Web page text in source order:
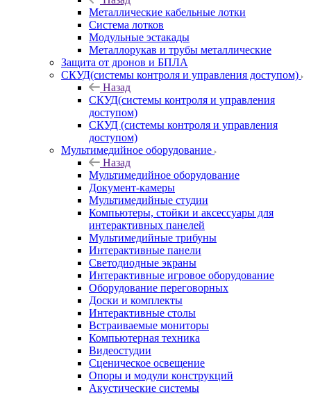
Металлические кабельные лотки
Система лотков
Модульные эстакады
Металлорукав и трубы металлические
Защита от дронов и БПЛА
СКУД(системы контроля и управления доступом)
Назад
СКУД(системы контроля и управления
доступом)
СКУД (системы контроля и управления
доступом)
Мультимедийное оборудование
Назад
Мультимедийное оборудование
Документ-камеры
Мультимедийные студии
Компьютеры, стойки и аксессуары для
интерактивных панелей
Мультимедийные трибуны
Интерактивные панели
Светодиодные экраны
Интерактивные игровое оборудование
Оборудование переговорных
Доски и комплекты
Интерактивные столы
Встраиваемые мониторы
Компьютерная техника
Видеостудии
Cценическое освещение
Опоры и модули конструкций
Акустические системы